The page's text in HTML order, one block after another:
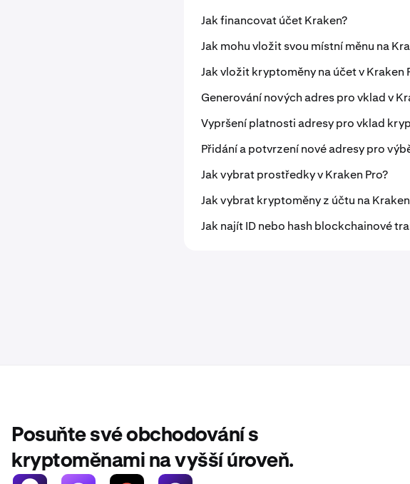
Jak financovat účet Kraken?
Jak mohu vložit svou místní měnu na
Jak vložit kryptoměny na účet v Kraken
Generování nových adres pro vklad v
Vypršení platnosti adresy pro vklad
Přidání a potvrzení nové adresy pro
Jak vybrat prostředky v Kraken Pro?
Jak vybrat kryptoměny z účtu na
Jak najít ID nebo hash blockchainové
Posuňte své obchodování s
kryptoměnami na vyšší úroveň.